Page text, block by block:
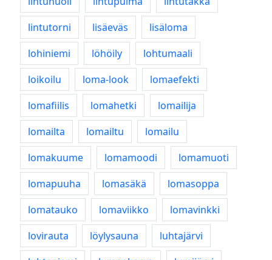
lintutorni
lisäeväs
lisäloma
lohiniemi
löhöily
lohtumaali
loikoilu
loma-look
lomaefekti
lomafiilis
lomahetki
lomailija
lomailta
lomailtu
lomailu
lomakuume
lomamoodi
lomamuoti
lomapuuha
lomasäkä
lomasoppa
lomatauko
lomaviikko
lomavinkki
lovirauta
löylysauna
luhtajärvi